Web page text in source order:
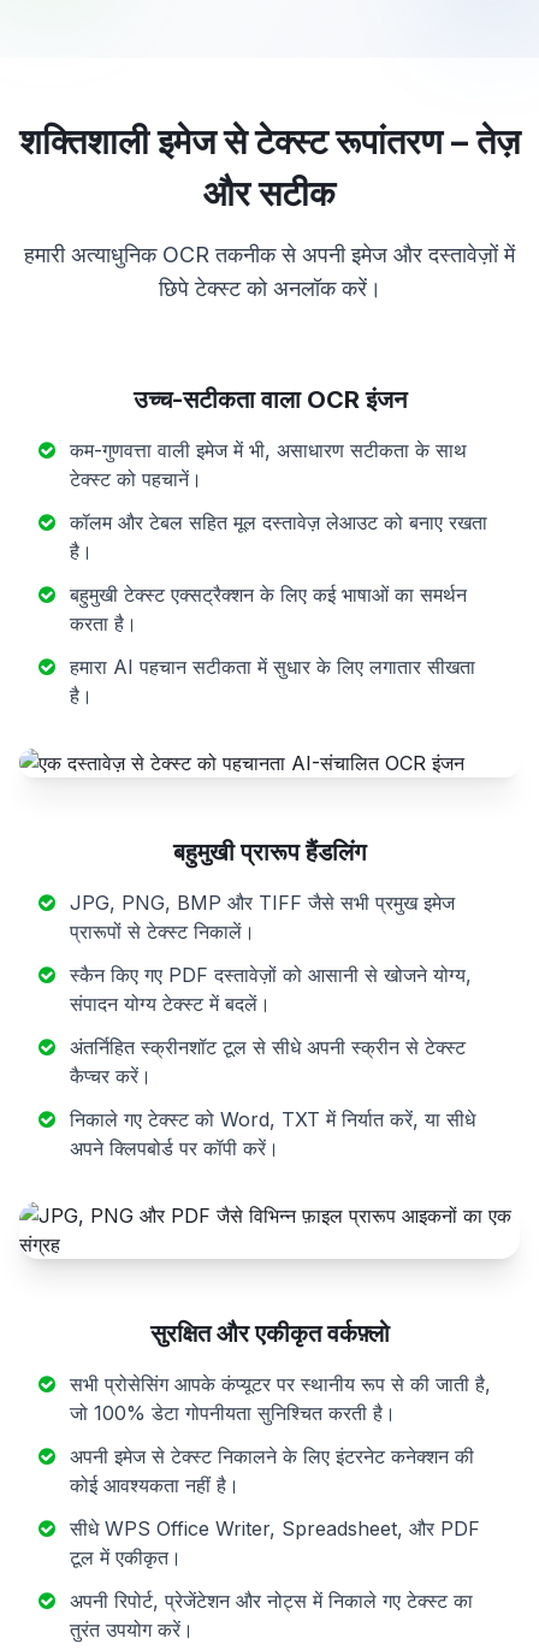
शक्तिशाली इमेज से टेक्स्ट रूपांतरण – तेज़
और सटीक
हमारी अत्याधुनिक OCR तकनीक से अपनी इमेज और दस्तावेज़ों में
छिपे टेक्स्ट को अनलॉक करें।
उच्च-सटीकता वाला OCR इंजन
कम-गुणवत्ता वाली इमेज में भी, असाधारण सटीकता के साथ
टेक्स्ट को पहचानें।
कॉलम और टेबल सहित मूल दस्तावेज़ लेआउट को बनाए रखता
है।
बहुमुखी टेक्स्ट एक्सट्रैक्शन के लिए कई भाषाओं का समर्थन
करता है।
हमारा AI पहचान सटीकता में सुधार के लिए लगातार सीखता
है।
बहुमुखी प्रारूप हैंडलिंग
JPG, PNG, BMP और TIFF जैसे सभी प्रमुख इमेज
प्रारूपों से टेक्स्ट निकालें।
स्कैन किए गए PDF दस्तावेज़ों को आसानी से खोजने योग्य,
संपादन योग्य टेक्स्ट में बदलें।
अंतर्निहित स्क्रीनशॉट टूल से सीधे अपनी स्क्रीन से टेक्स्ट
कैप्चर करें।
निकाले गए टेक्स्ट को Word, TXT में निर्यात करें, या सीधे
अपने क्लिपबोर्ड पर कॉपी करें।
सुरक्षित और एकीकृत वर्कफ़्लो
सभी प्रोसेसिंग आपके कंप्यूटर पर स्थानीय रूप से की जाती है,
जो 100% डेटा गोपनीयता सुनिश्चित करती है।
अपनी इमेज से टेक्स्ट निकालने के लिए इंटरनेट कनेक्शन की
कोई आवश्यकता नहीं है।
सीधे WPS Office Writer, Spreadsheet, और PDF
टूल में एकीकृत।
अपनी रिपोर्ट, प्रेजेंटेशन और नोट्स में निकाले गए टेक्स्ट का
तुरंत उपयोग करें।